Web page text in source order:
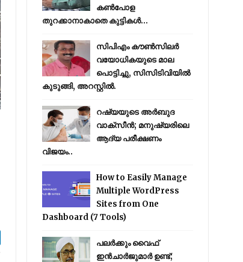
കൺപോള
തുറക്കാനാകാതെ കുട്ടികൾ...
സിപിഎം കൗണ്‍സിലര്‍
വയോധികയുടെ മാല
പൊട്ടിച്ചു, സിസിടിവിയില്‍
കുടുങ്ങി, അറസ്റ്റില്‍.
റഷ്യയുടെ അര്‍ബുദ
വാക്‌സീന്‍; മനുഷ്യരിലെ
ആദ്യ പരീക്ഷണം
വിജയം..
How to Easily Manage
Multiple WordPress
Sites from One
Dashboard (7 Tools)
പലർക്കും വൈഫ്
ഇൻചാർജുമാർ ഉണ്ട്;